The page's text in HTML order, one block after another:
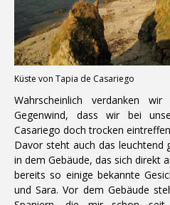
Küste von Tapia de Casariego
Wahrscheinlich verdanken
Gegenwind, dass wir bei
Casariego doch trocken eintreffen
Davor steht auch das leuchtend
in dem Gebäude, das sich direkt
bereits so einige bekannte
und Sara. Vor dem Gebäude